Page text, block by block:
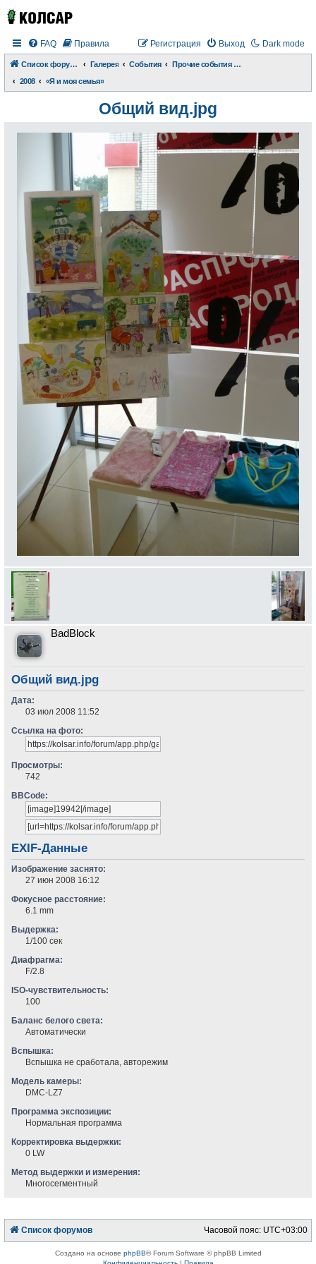
Dark mode
FAQ Правила Выход
Регистрация
Список форумов Галерея События
Прочие события и происшествия
2008
«Я и моя семья»
Общий вид.jpg
BadBlock
Общий вид.jpg
Дата:
03 июл 2008 11:52
Ссылка на фото:
Просмотры:
742
BBCode:
EXIF-Данные
Изображение заснято:
27 июн 2008 16:12
Фокусное расстояние:
6.1 mm
Выдержка:
1/100 сек
Диафрагма:
F/2.8
ISO-чувствительность:
100
Баланс белого света:
Автоматически
Вспышка:
Вспышка не сработала, авторежим
Модель камеры:
DMC-LZ7
Программа экспозиции:
Нормальная программа
Корректировка выдержки:
0 LW
Метод выдержки и измерения:
Многосегментный
Список форумов Часовой пояс: UTC+03:00
Создано на основе phpBB® Forum Software © phpBB Limited